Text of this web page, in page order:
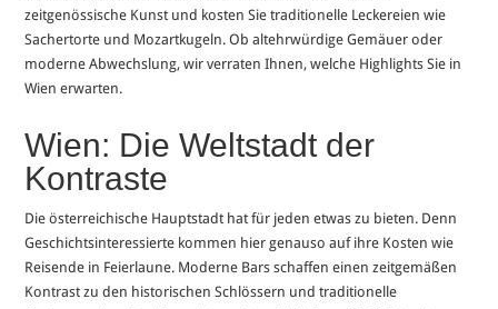
zeitgenössische Kunst und kosten Sie traditionelle Leckereien wie
Sachertorte und Mozartkugeln. Ob altehrwürdige Gemäuer oder
moderne Abwechslung, wir verraten Ihnen, welche Highlights Sie in
Wien erwarten.
Wien: Die Weltstadt der
Kontraste
Die österreichische Hauptstadt hat für jeden etwas zu bieten. Denn
Geschichtsinteressierte kommen hier genauso auf ihre Kosten wie
Reisende in Feierlaune. Moderne Bars schaffen einen zeitgemäßen
Kontrast zu den historischen Schlössern und traditionelle